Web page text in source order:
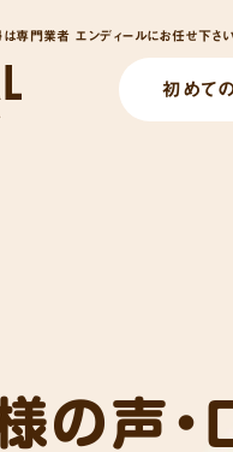
専門業者 エンディールにお任せ下
初めて
の声・